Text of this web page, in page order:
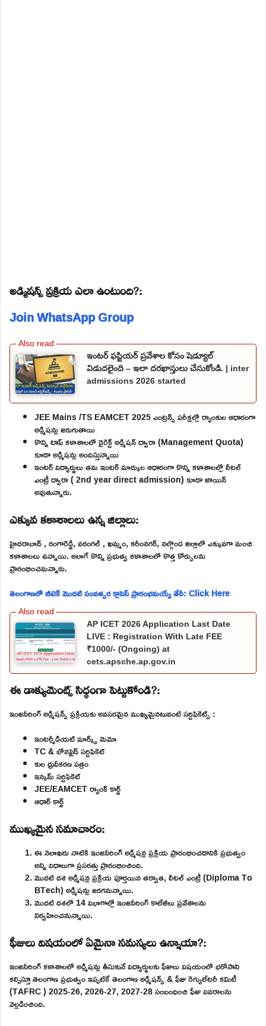
అడ్మిషన్స్ ప్రక్రియ ఎలా ఉంటుంది?:
Join WhatsApp Group
ఇంటర్ ఫస్టియర్ ప్రవేశాల కోసం షెడ్యూల్
విడుదలైంది – ఇలా దరఖాస్తులు చేసుకోండి. | inter
admissions 2026 started
JEE Mains /TS EAMCET 2025 ఎంట్రన్స్ పరీక్షల్లో ర్యాంకుల ఆధారంగా
అడ్మిషన్లు జరుగుతాయి
కొన్ని టాప్ కళాశాలలో డైరెక్ట్ అడ్మిషన్ ద్వారా (Management Quota)
కూడా అడ్మిషన్లు అందిస్తున్నాయి
ఇంటర్ విద్యార్థులు తమ ఇంటర్ మార్కుల ఆధారంగా కొన్ని కళాశాలల్లో లీటల్
ఎంట్రీ ద్వారా ( 2nd year direct admission) కూడా జాయిన్
అవుతున్నారు.
ఎక్కువ కళాశాలలు ఉన్న జిల్లాలు:
హైదరాబాద్ , రంగారెడ్డి, వరంగల్ , ఖమ్మం, కరీంనగర్, నల్గొండ జిల్లాలో ఎక్కువగా మంచి
కళాశాలలు ఉన్నాయి. అలాగే కొన్ని ప్రభుత్వ కళాశాలలో కొత్త కోర్సులను
ప్రారంభించమన్నారు.
తెలంగాణలో బీటెక్ మొదటి సంవత్సర క్లాసెస్ ప్రారంభమయ్యే తేదీ: Click Here
AP ICET 2026 Application Last Date
LIVE : Registration With Late FEE
₹1000/- (Ongoing) at
cets.apsche.ap.gov.in
ఈ డాక్యుమెంట్స్ సిద్ధంగా పెట్టుకోండి?:
ఇంజనీరింగ్ అడ్మిషన్స్ ప్రక్రియకు అవసరమైన ముఖ్యమైనటువంటి సర్టిఫికెట్స్ :
ఇంటర్మీడియట్ మార్క్స్ మెమో
TC & బోనఫైడ్ సర్టిఫికెట్
కుల ధ్రువీకరణ పత్రం
ఇన్కమ్ సర్టిఫికెట్
JEE/EAMCET ర్యాంక్ కార్డ్
ఆధార్ కార్డ్
ముఖ్యమైన సమాచారం:
ఈ నెలాఖరు నాటికి ఇంజనీరింగ్ అడ్మిషన్ల ప్రక్రియ ప్రారంభించడానికి ప్రభుత్వం
అన్ని విధాలుగా ప్రసరత్తు ప్రారంభించింది.
మొదటి దశ అడ్మిషన్ల ప్రక్రియ పూర్తయిన తర్వాత, లీటల్ ఎంట్రీ (Diploma To
BTech) అడ్మిషన్లు జరగనున్నాయి.
మొదటి దశలో 14 విభాగాల్లో ఇంజనీరింగ్ కాలేజీలు ప్రవేశాలను
నిర్వహించనున్నాయి.
ఫీజులు విషయంలో ఏమైనా సమస్యలు ఉన్నాయా?:
ఇంజనీరింగ్ కళాశాలలో అడ్మిషన్లు తీసుకునే విద్యార్థులకు ఫీజులు విషయంలో భరోసాని
కల్పిస్తూ తెలంగాణ ప్రభుత్వం ఇప్పటికే తెలంగాణ అడ్మిషన్స్ & ఫీజు రెగ్యులేటరీ కమిటీ
(TAFRC ) 2025-26, 2026-27, 2027-28 సంబంధించి ఫీజు వివరాలను
వెల్లడించింది.